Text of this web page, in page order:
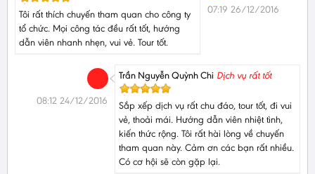
Tôi rất thích chuyến tham quan cho công ty
tổ chức. Mọi công tác đều rất tốt, hướng
dẫn viên nhanh nhẹn, vui vẻ. Tour tốt.
07:19 26/12/2016
Trần Nguyễn Quỳnh Chi Dịch vụ rất tốt
Sắp xếp dịch vụ rất chu đáo, tour tốt, đi vui
vẻ, thoải mái. Hướng dẫn viên nhiệt tình,
kiến thức rộng. Tôi rất hài lòng về chuyến
tham quan này. Cảm ơn các bạn rất nhiều.
Có cơ hội sẽ còn gặp lại.
08:12 24/12/2016